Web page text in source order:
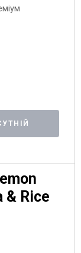
& Rice